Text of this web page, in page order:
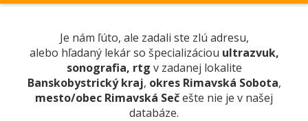
Je nám ľúto, ale zadali ste zlú adresu,
alebo hľadaný lekár so špecializáciou ultrazvuk,
sonografia, rtg v zadanej lokalite
Banskobystrický kraj, okres Rimavská Sobota,
mesto/obec Rimavská Sečešte nie je v našej
databáze.